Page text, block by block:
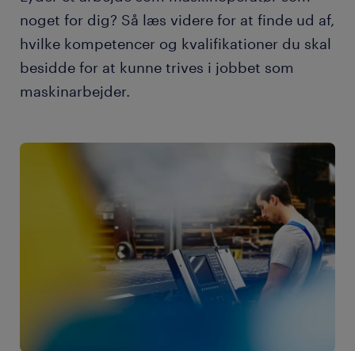
noget for dig? Så læs videre for at finde ud af,
hvilke kompetencer og kvalifikationer du skal
besidde for at kunne trives i jobbet som
maskinarbejder.